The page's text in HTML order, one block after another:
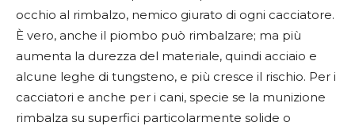
occhio al rimbalzo, nemico giurato di ogni cacciatore.
È vero, anche il piombo può rimbalzare; ma più
aumenta la durezza del materiale, quindi acciaio e
alcune leghe di tungsteno, e più cresce il rischio. Per i
cacciatori e anche per i cani, specie se la munizione
rimbalza su superfici particolarmente solide o